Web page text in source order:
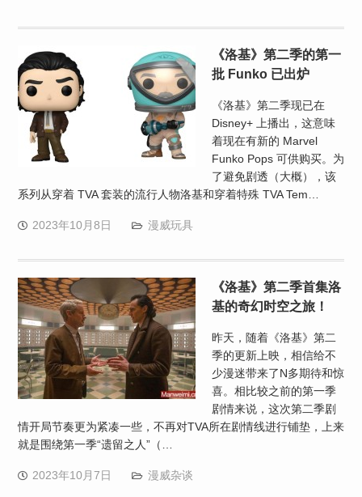
《洛基》第二季的第一
批 Funko 已出炉
《洛基》第二季现已在
Disney+ 上播出，这意味
着现在有新的 Marvel
Funko Pops 可供购买。为
了避免剧透（大概），该
系列从穿着 TVA 套装的流行人物洛基和穿着特殊 TVA Tem…
2023年10月8日 漫威玩具
《洛基》第二季首集洛
基的奇幻时空之旅！
昨天，随着《洛基》第二
季的更新上映，相信给不
少漫迷带来了N多期待和惊
喜。相比较之前的第一季
剧情来说，这次第二季剧
情开局节奏更为紧凑一些，不再对TVA所在剧情线进行铺垫，上来
就是围绕第一季“遗留之人”（…
2023年10月7日 漫威杂谈